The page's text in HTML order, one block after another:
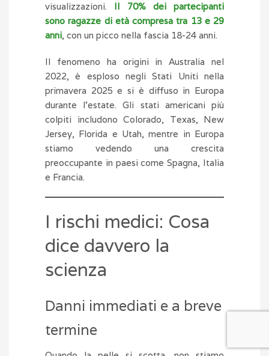
visualizzazioni. Il 70% dei partecipanti
sono ragazze di età compresa tra 13 e 29
anni, con un picco nella fascia 18-24 anni.
Il fenomeno ha origini in Australia nel
2022, è esploso negli Stati Uniti nella
primavera 2025 e si è diffuso in Europa
durante l’estate. Gli stati americani più
colpiti includono Colorado, Texas, New
Jersey, Florida e Utah, mentre in Europa
stiamo vedendo una crescita
preoccupante in paesi come Spagna, Italia
e Francia.
I rischi medici: Cosa
dice davvero la
scienza
Danni immediati e a breve
termine